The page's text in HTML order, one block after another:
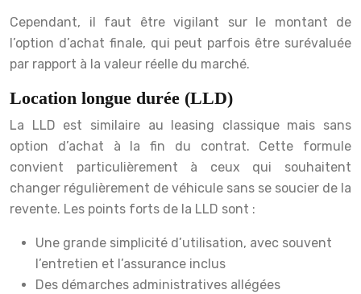
Cependant, il faut être vigilant sur le montant de
l’option d’achat finale, qui peut parfois être surévaluée
par rapport à la valeur réelle du marché.
Location longue durée (LLD)
La LLD est similaire au leasing classique mais sans
option d’achat à la fin du contrat. Cette formule
convient particulièrement à ceux qui souhaitent
changer régulièrement de véhicule sans se soucier de la
revente. Les points forts de la LLD sont :
Une grande simplicité d’utilisation, avec souvent
l’entretien et l’assurance inclus
Des démarches administratives allégées